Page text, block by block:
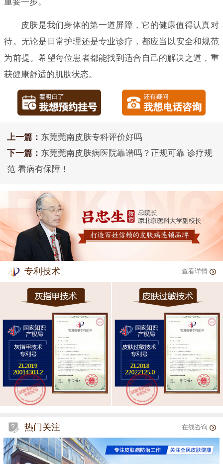
皮肤是我们身体的第一道屏障，它的健康值得认真对
待。无论是日常护理还是专业诊疗，都应当以安全和规范
为前提。希望每位患者都能找到适合自己的解决之道，重
获健康舒适的肌肤状态。
上一篇： 东莞莞南皮肤专科评价好吗
下一篇： 东莞莞南皮肤病医院靠谱吗？正规可靠 诊疗规
范 看病有保障！
专利技术 查看详情
热门关注 在线咨询